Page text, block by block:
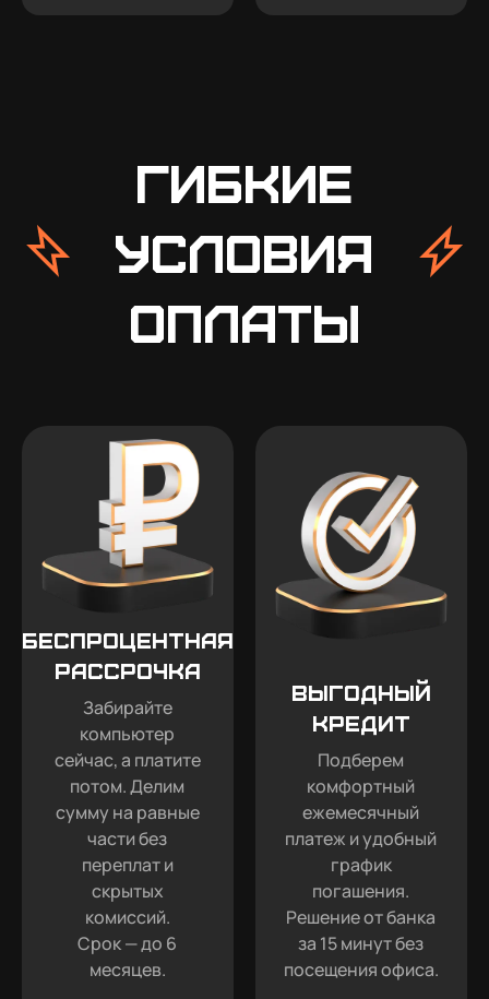
Гибкие
условия
оплаты
Беспроцентная
рассрочка
Забирайте
компьютер
сейчас, а платите
потом. Делим
сумму на равные
части без
переплат и
скрытых
комиссий.
Срок — до 6
месяцев.
Выгодный
кредит
Подберем
комфортный
ежемесячный
платеж и удобный
график
погашения.
Решение от банка
за 15 минут без
посещения офиса.